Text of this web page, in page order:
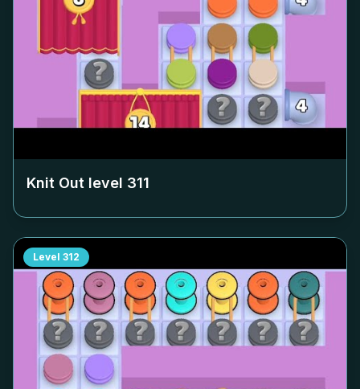
Knit Out level 311
Level 312